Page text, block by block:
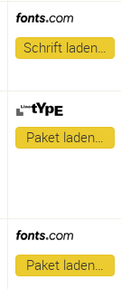
Schrift laden…
Paket laden…
Paket laden…